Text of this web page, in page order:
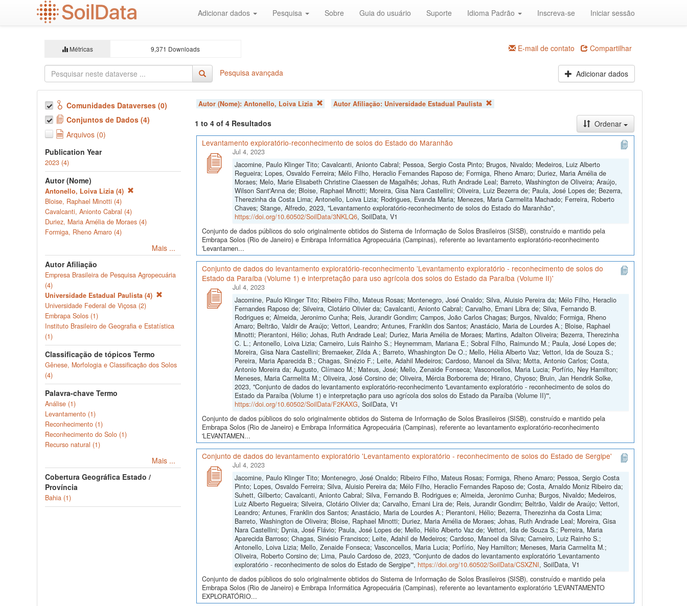
Adicionar dados Pesquisa Sobre Guia do usuário Suporte Idioma Padrão Inscreva-se Iniciar sessão
Métricas 9,371 Downloads E-mail de contato Compartilhar
Pesquisa avançada Adicionar dados
Comunidades Dataverses (0)
Conjuntos de Dados (4)
Arquivos (0)
Publication Year
2023 (4)
Autor (Nome)
Antonello, Loiva Lizia (4)
Bloise, Raphael Minotti (4)
Cavalcanti, Anionto Cabral (4)
Duriez, Maria Amélia de Moraes (4)
Formiga, Rheno Amaro (4)
Mais ...
Autor Afiliação
Empresa Brasileira de Pesquisa Agropecuária
(4)
Universidade Estadual Paulista (4)
Universidade Federal de Viçosa (2)
Embrapa Solos (1)
Instituto Brasileiro de Geografia e Estatística
(1)
Classificação de tópicos Termo
Gênese, Morfologia e Classificação dos Solos
(4)
Palavra-chave Termo
Análise (1)
Levantamento (1)
Reconhecimento (1)
Reconhecimento do Solo (1)
Recurso natural (1)
Mais ...
Cobertura Geográfica Estado /
Província
Bahia (1)
Autor (Nome): Antonello, Loiva Lizia Autor Afiliação: Universidade Estadual Paulista
1 to 4 of 4 Resultados
Ordenar
Levantamento exploratório-reconhecimento de solos do Estado do Maranhão
Jul 4, 2023
Jacomine, Paulo Klinger Tito; Cavalcanti, Anionto Cabral; Pessoa, Sergio Costa Pinto; Brugos, Nivaldo; Medeiros, Luiz Alberto
Regueira; Lopes, Osvaldo Ferreira; Mélo Filho, Heraclio Fernandes Raposo de; Formiga, Rheno Amaro; Duriez, Maria Amélia de
Moraes; Melo, Marie Elisabeth Christine Claessen de Magalhẽs; Johas, Ruth Andrade Leal; Barreto, Washington de Oliveira; Araújo,
Wilson Sant'Anna de; Bloise, Raphael Minotti; Moreira, Gisa Nara Castellini; Oliveira, Luiz Bezerra de; Paula, José Lopes de; Bezerra,
Therezinha da Costa Lima; Antonello, Loiva Lizia; Rodrigues, Evanda Maria; Menezes, Maria Carmelita Machado; Ferreira, Roberto
Chaves; Stange, Alfredo, 2023, "Levantamento exploratório-reconhecimento de solos do Estado do Maranhão",
https://doi.org/10.60502/SoilData/3NKLQ6, SoilData, V1
Conjunto de dados públicos do solo originalmente obtidos do Sistema de Informação de Solos Brasileiros (SISB), construído e mantido pela
Embrapa Solos (Rio de Janeiro) e Embrapa Informática Agropecuária (Campinas), referente ao levantamento exploratório-reconhecimento
'Levantamen...
Conjunto de dados do levantamento exploratório-reconhecimento 'Levantamento exploratório - reconhecimento de solos do
Estado da Paraíba (Volume 1) e interpretação para uso agrícola dos solos do Estado da Paraíba (Volume II)'
Jul 4, 2023
Jacomine, Paulo Klinger Tito; Ribeiro Filho, Mateus Rosas; Montenegro, José Onaldo; Silva, Aluisio Pereira da; Mélo Filho, Heraclio
Fernandes Raposo de; Silveira, Clotário Olivier da; Cavalcanti, Anionto Cabral; Carvalho, Ernani Libra de; Silva, Fernando B.
Rodrigues e; Almeida, Jeronimo Cunha; Reis, Jurandir Gondim; Campos, João Carlos Chagas; Burgos, Nivaldo; Formiga, Rheno
Amaro; Beltrão, Valdir de Araújo; Vettori, Leandro; Antunes, Franklin dos Santos; Anastácio, Maria de Lourdes A.; Bloise, Raphael
Minotti; Pierantoni, Hélio; Johas, Ruth Andrade Leal; Duriez, Maria Amélia de Moraes; Martins, Adalton Oliveira; Bezerra, Therezinha
C. L.; Antonello, Loiva Lizia; Carneiro, Luis Rainho S.; Heynemmam, Mariana E.; Sobral Filho, Raimundo M.; Paula, José Lopes de;
Moreira, Gisa Nara Castellini; Bremaeker, Zilda A.; Barreto, Whashington De O.; Mello, Hélia Alberto Vaz; Vettori, Ida de Souza S.;
Pereira, Maria Aparecida B.; Chagas, Sinézio F.; Leite, Adahil Medeiros; Cardoso, Manoel da Silva; Motta, Antonio Carlos; Costa,
Antonio Moreira da; Augusto, Clímaco M.; Mateus, José; Mello, Zenaide Fonseca; Vasconcellos, Maria Lucia; Porfírio, Ney Hamilton;
Meneses, Maria Carmelita M.; Oliveira, José Corsino de; Oliveira, Mércia Borborema de; Hirano, Chyoso; Bruin, Jan Hendrik Solke,
2023, "Conjunto de dados do levantamento exploratório-reconhecimento 'Levantamento exploratório - reconhecimento de solos do
Estado da Paraíba (Volume 1) e interpretação para uso agrícola dos solos do Estado da Paraíba (Volume II)'",
https://doi.org/10.60502/SoilData/F2KAXG, SoilData, V1
Conjunto de dados públicos do solo originalmente obtidos do Sistema de Informação de Solos Brasileiros (SISB), construído e mantido pela
Embrapa Solos (Rio de Janeiro) e Embrapa Informática Agropecuária (Campinas), referente ao levantamento exploratório-reconhecimento
'LEVANTAMEN...
Conjunto de dados do levantamento exploratório 'Levantamento exploratório - reconhecimento de solos do Estado de Sergipe'
Jul 4, 2023
Jacomine, Paulo Klinger Tito; Montenegro, José Onaldo; Ribeiro Filho, Mateus Rosas; Formiga, Rheno Amaro; Pessoa, Sergio Costa
Pinto; Lopes, Osvaldo Ferreira; Silva, Aluisio Pereira da; Mélo Filho, Heraclio Fernandes Raposo de; Costa, Arnaldo Moniz Ribeiro da;
Suhett, Gilberto; Cavalcanti, Anionto Cabral; Silva, Fernando B. Rodrigues e; Almeida, Jeronimo Cunha; Burgos, Nivaldo; Medeiros,
Luiz Alberto Regueira; Silveira, Clotário Olivier da; Carvalho, Ernani Lira de; Reis, Jurandir Gondim; Beltrão, Valdir de Araújo; Vettori,
Leandro; Antunes, Franklin dos Santos; Anastácio, Maria de Lourdes A.; Pierantoni, Hélio; Bezerra, Therezinha da Costa Lima;
Barreto, Washington de Oliveira; Bloise, Raphael Minotti; Duriez, Maria Amélia de Moraes; Johas, Ruth Andrade Leal; Moreira, Gisa
Nara Castellini; Dynia, José Flávio; Paula, José Lopes de; Mello, Hélio Alberto Vaz de; Vettori, Ida de Souza S.; Perreira, Maria
Aparecida Barroso; Chagas, Sinésio Francisco; Leite, Adahil de Medeiros; Cardoso, Manoel da Silva; Carneiro, Luiz Rainho S.;
Antonello, Loiva Lizia; Mello, Zenaide Fonseca; Vasconcellos, Maria Lucia; Porfírio, Ney Hamilton; Meneses, Maria Carmelita M.;
Oliveira, Roberto Corsino de; Lima, Paulo Cardoso de, 2023, "Conjunto de dados do levantamento exploratório 'Levantamento
exploratório - reconhecimento de solos do Estado de Sergipe'", https://doi.org/10.60502/SoilData/CSXZNI, SoilData, V1
Conjunto de dados públicos do solo originalmente obtidos do Sistema de Informação de Solos Brasileiros (SISB), construído e mantido pela
Embrapa Solos (Rio de Janeiro) e Embrapa Informática Agropecuária (Campinas), referente ao levantamento exploratório 'LEVANTAMENTO
EXPLORATÓRIO...